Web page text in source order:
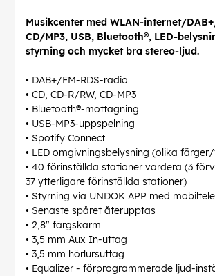
Musikcenter med WLAN-internet/
CD/MP3, USB, Bluetooth®, LED-
styrning och mycket bra stereo-ljud.
• DAB+/FM-RDS-radio
• CD, CD-R/RW, CD-MP3
• Bluetooth®-mottagning
• USB-MP3-uppspelning
• Spotify Connect
• LED omgivningsbelysning (olika
• 40 förinställda stationer vardera (3
37 ytterligare förinställda stationer)
• Styrning via UNDOK APP med
• Senaste spåret återupptas
• 2,8" färgskärm
• 3,5 mm Aux In-uttag
• 3,5 mm hörlursuttag
• Equalizer - förprogrammerade ljud-